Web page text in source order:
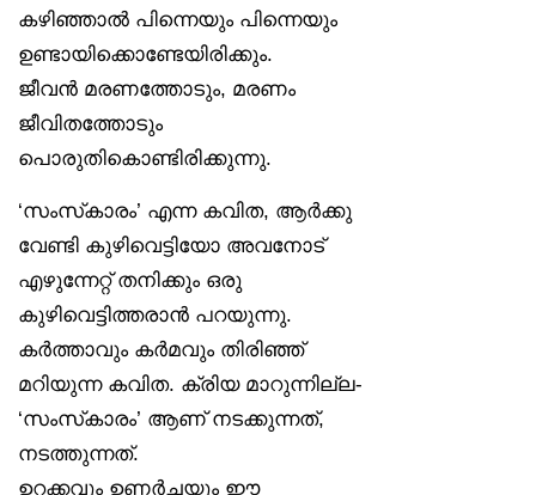
കഴിഞ്ഞാൽ പിന്നെയും പിന്നെയും
ഉണ്ടായിക്കൊണ്ടേയിരിക്കും.
ജീവൻ മരണത്തോടും, മരണം
ജീവിതത്തോടും
പൊരുതികൊണ്ടിരിക്കുന്നു.
‘സംസ്‌കാരം’ എന്ന കവിത, ആർക്കു
വേണ്ടി കുഴിവെട്ടിയോ അവനോട്
എഴുന്നേറ്റ് തനിക്കും ഒരു
കുഴിവെട്ടിത്തരാൻ പറയുന്നു.
കർത്താവും കർമവും തിരിഞ്ഞ്
മറിയുന്ന കവിത. ക്രിയ മാറുന്നില്ല-
‘സംസ്‌കാരം’ ആണ് നടക്കുന്നത്,
നടത്തുന്നത്.
ഉറക്കവും ഉണർച്ചയും ഈ